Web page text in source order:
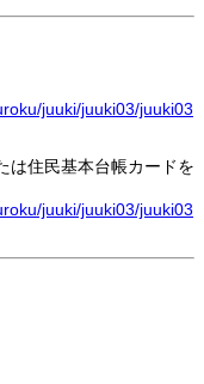
juuki/juuki03/juuki03
は住民基本台帳カードを
juuki/juuki03/juuki03